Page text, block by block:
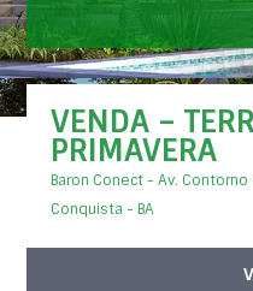
VENDA –
PRIMAVERA
Baron Conect - Av.
Conquista - BA